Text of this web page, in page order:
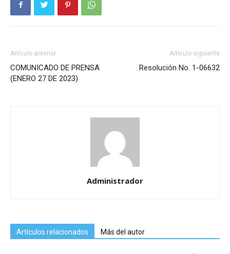
Artículo anterior
COMUNICADO DE PRENSA
(ENERO 27 DE 2023)
Artículo siguiente
Resolución No. 1-06632
Administrador
Artículos relacionados Más del autor